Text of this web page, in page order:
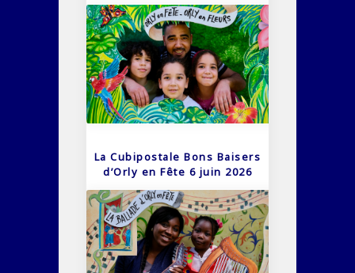
La Cubipostale Bons Baisers
d’Orly en Fête 6 juin 2026